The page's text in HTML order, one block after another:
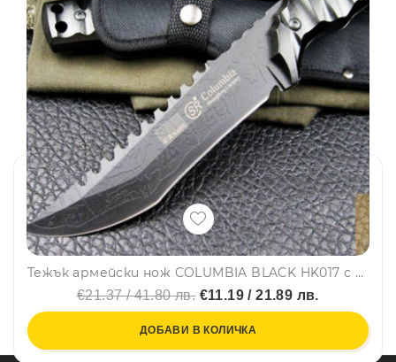
Тежък армейски нож COLUMBIA BLACK HK017 с полу-твърда кания, ловен нож
€21.37 / 41.80 лв.€11.19 / 21.89 лв.
ДОБАВИ В КОЛИЧКА